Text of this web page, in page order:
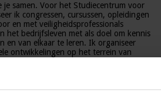
je samen. Voor het Studiecentrum voor
ik congressen, cursussen, opleidingen
en met veiligheidsprofessionals
het bedrijfsleven met als doel om kennis
en van elkaar te leren. Ik organiseer
ontwikkelingen op het terrein van
het Studiecentrum voor Bedrijf en
is te vinden op